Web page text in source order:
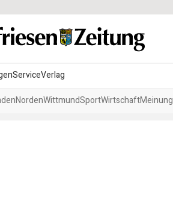
ServiceVerlag
NordenWittmundSportWirtschaftMeinung